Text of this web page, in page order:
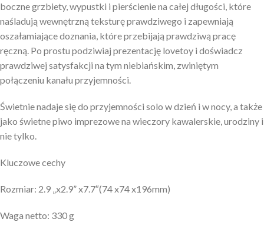
boczne grzbiety, wypustki i pierścienie na całej długości, które
naśladują wewnętrzną teksturę prawdziwego i zapewniają
oszałamiające doznania, które przebijają prawdziwą pracę
ręczną. Po prostu podziwiaj prezentację lovetoy i doświadcz
prawdziwej satysfakcji na tym niebiańskim, zwiniętym
połączeniu kanału przyjemności.
Świetnie nadaje się do przyjemności solo w dzień i w nocy, a także
jako świetne piwo imprezowe na wieczory kawalerskie, urodziny i
nie tylko.
Kluczowe cechy
Rozmiar: 2.9 „x2.9” x7.7″(74 x74 x196mm)
Waga netto: 330 g